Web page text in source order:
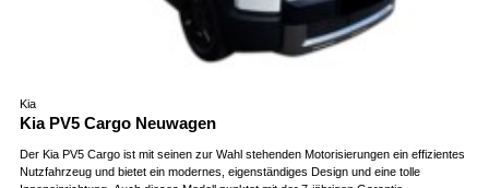
Kia
Kia PV5 Cargo Neuwagen
Der Kia PV5 Cargo ist mit seinen zur Wahl stehenden Motorisierungen ein effizientes
Nutzfahrzeug und bietet ein modernes, eigenständiges Design und eine tolle